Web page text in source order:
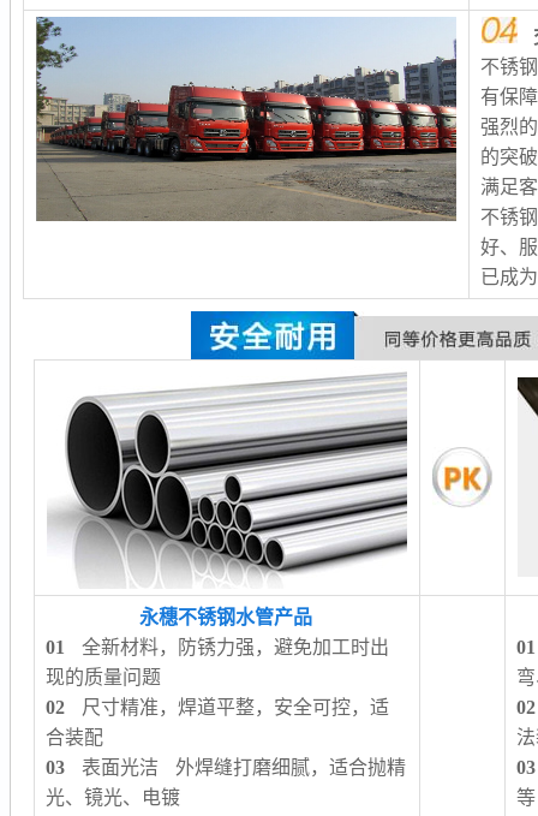
不锈
有保障
强烈
的突
满足
不锈
好、
已成
永穗不锈钢水管产品
01
全新材料，防锈力强，避免加工时出
现的质量问题
02 尺寸精准，焊道平整，安全可控，适
合装配
03 表面光洁 外焊缝打磨细腻，适合抛精
光、镜光、电镀
01
02
03